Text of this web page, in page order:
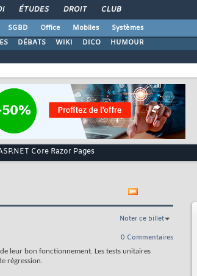
ÉTUDES DROIT CLUB
SGBD Office Mobiles
Systèmes
DÉBATS WIKI DICO HUMOUR
Core Razor Pages
Noter ce billet
0 Commentaires
leur bon fonctionnement. Les tests unitaires
régression.